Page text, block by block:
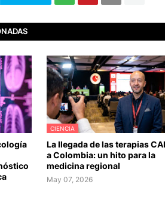
CIENCIA
La llegada de las terapias
a Colombia: un hito para la
medicina regional
May 07, 2026